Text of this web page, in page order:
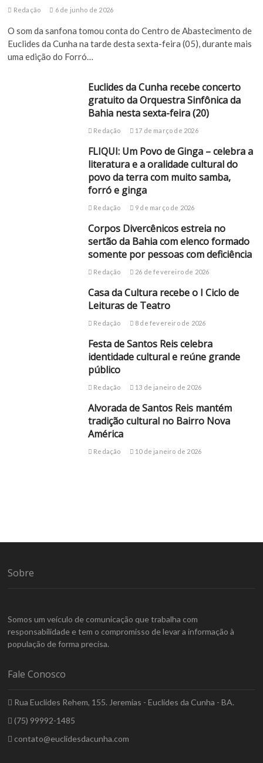
Redação 6 de junho de 2026
O som da sanfona tomou conta do Centro de Abastecimento de
Euclides da Cunha na tarde desta sexta-feira (05), durante mais
uma edição do Forró…
Euclides da Cunha recebe concerto
gratuito da Orquestra Sinfônica da
Bahia nesta sexta-feira (20)
Redação 17 de março de 2026
FLIQUI: Um Povo de Ginga – celebra a
literatura e a oralidade cultural do
povo da terra com muito samba,
forró e ginga
Redação 9 de março de 2026
Corpos Divercênicos estreia no
sertão da Bahia com elenco formado
somente por pessoas com deficiência
Redação 26 de fevereiro de 2026
Casa da Cultura recebe o I Ciclo de
Leituras de Teatro
Redação 8 de fevereiro de 2026
Festa de Santos Reis celebra
identidade cultural e reúne grande
público
Redação 13 de janeiro de 2026
Alvorada de Santos Reis mantém
tradição cultural no Bairro Nova
América
Redação 10 de janeiro de 2026
Sobre
Somos um veículo de comunicação que trabalha com
responsabilidade e tem o compromisso de levar a informação à
população de forma precisa.
Fale Conosco
Rua Euclides Rehem, 155. Jeremias - Euclides da Cunha - BA.
(75) 99992-1485
contato@euclidesdacunha.com